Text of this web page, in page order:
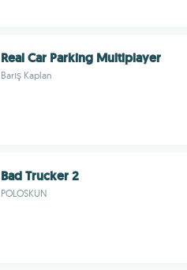
Real Car Parking Multiplayer
Barış Kaplan
Bad Trucker 2
POLOSKUN